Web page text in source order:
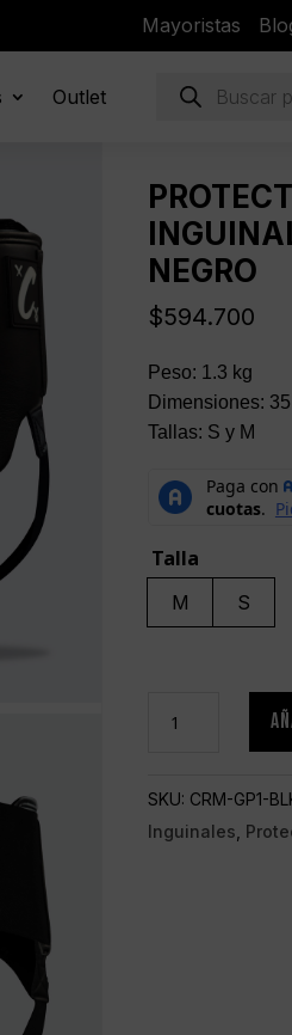
Mayoristas
Outlet
Búsqueda
NEGRO
$594.700
Peso: 1.3 kg
Dimensiones:
Tallas: S y M
Talla
M S
Negro
cantidad
SKU: CRM-GP1-
Inguinales